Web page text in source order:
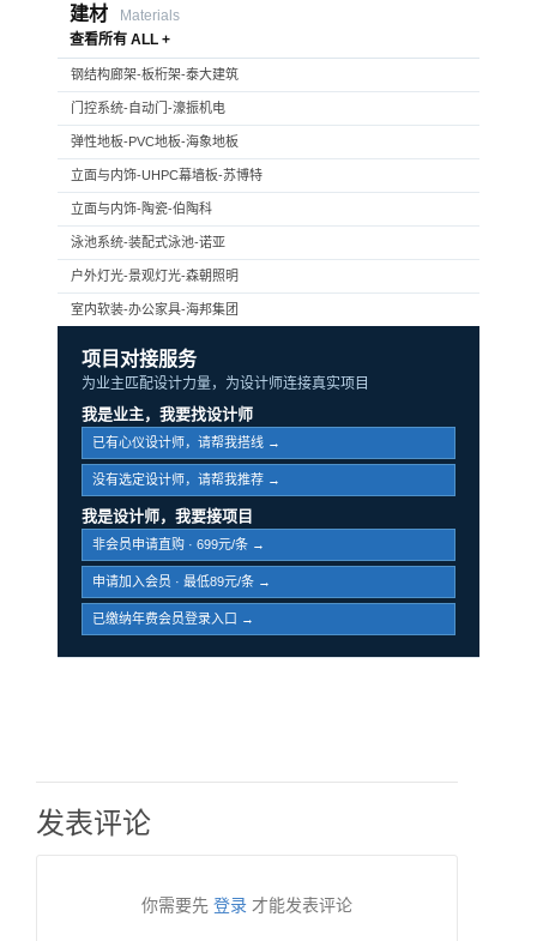
建材
Materials
查看所有 ALL +
钢结构廊架-板桁架-泰大建筑
门控系统-自动门-濠振机电
弹性地板-PVC地板-海象地板
立面与内饰-UHPC幕墙板-苏博特
立面与内饰-陶瓷-伯陶科
泳池系统-装配式泳池-诺亚
户外灯光-景观灯光-森朝照明
室内软装-办公家具-海邦集团
项目对接服务
为业主匹配设计力量，为设计师连接真实项目
我是业主，我要找设计师
已有心仪设计师，请帮我搭线 →
没有选定设计师，请帮我推荐 →
我是设计师，我要接项目
非会员申请直购 · 699元/条 →
申请加入会员 · 最低89元/条 →
已缴纳年费会员登录入口 →
发表评论
你需要先 登录 才能发表评论